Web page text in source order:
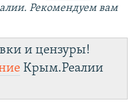
Рекомендуем вам
и цензуры!
Крым.Реалии